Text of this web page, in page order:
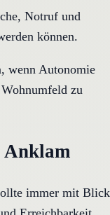
Notruf und
können.
wenn Autonomie
zu
Anklam
immer mit Blick